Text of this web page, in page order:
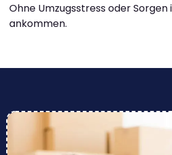
Ohne Umzugsstress oder Sorgen
ankommen.